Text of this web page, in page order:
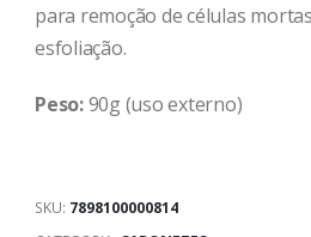
para remoção de células
esfoliação.
Peso:90g (uso externo)
SKU: 7898100000814